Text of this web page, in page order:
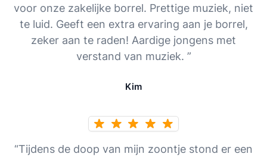
voor onze zakelijke borrel. Prettige muziek, niet
te luid. Geeft een extra ervaring aan je borrel,
zeker aan te raden! Aardige jongens met
verstand van muziek. ”
Kim
“Tijdens de doop van mijn zoontje stond er een